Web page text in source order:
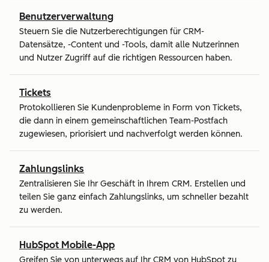
Benutzerverwaltung
Steuern Sie die Nutzerberechtigungen für CRM-
Datensätze, -Content und -Tools, damit alle Nutzerinnen
und Nutzer Zugriff auf die richtigen Ressourcen haben.
Tickets
Protokollieren Sie Kundenprobleme in Form von Tickets,
die dann in einem gemeinschaftlichen Team-Postfach
zugewiesen, priorisiert und nachverfolgt werden können.
Zahlungslinks
Zentralisieren Sie Ihr Geschäft in Ihrem CRM. Erstellen und
teilen Sie ganz einfach Zahlungslinks, um schneller bezahlt
zu werden.
HubSpot Mobile-App
Greifen Sie von unterwegs auf Ihr CRM von HubSpot zu